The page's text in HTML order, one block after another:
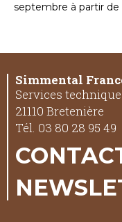
septembre à partir de
Simmental
Services
21110 Bretenière
Tél. 03 80 28 95 49